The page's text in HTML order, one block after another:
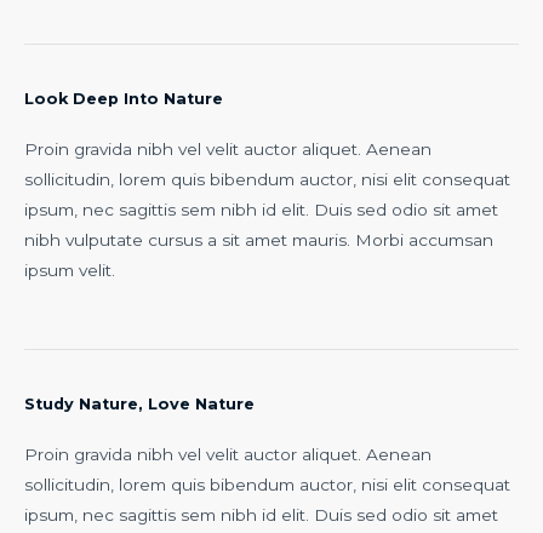
Look Deep Into Nature
Proin gravida nibh vel velit auctor aliquet. Aenean
sollicitudin, lorem quis bibendum auctor, nisi elit consequat
ipsum, nec sagittis sem nibh id elit. Duis sed odio sit amet
nibh vulputate cursus a sit amet mauris. Morbi accumsan
ipsum velit.
Study Nature, Love Nature
Proin gravida nibh vel velit auctor aliquet. Aenean
sollicitudin, lorem quis bibendum auctor, nisi elit consequat
ipsum, nec sagittis sem nibh id elit. Duis sed odio sit amet